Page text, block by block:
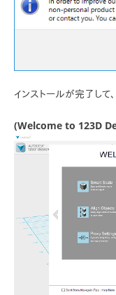
インストールが完了して
(Welcome to 123D